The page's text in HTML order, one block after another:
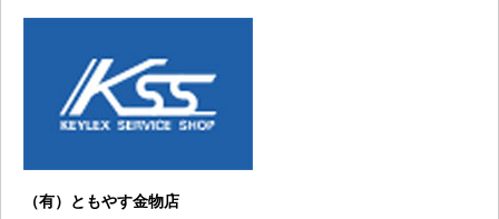
（有）ともやす金物店